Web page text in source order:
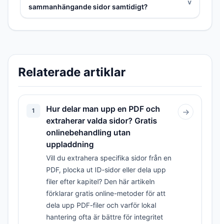
sammanhängande sidor samtidigt?
v
Relaterade artiklar
1
Hur delar man upp en PDF och
extraherar valda sidor? Gratis
onlinebehandling utan
uppladdning
Vill du extrahera specifika sidor från en
PDF, plocka ut ID-sidor eller dela upp
filer efter kapitel? Den här artikeln
förklarar gratis online-metoder för att
dela upp PDF-filer och varför lokal
hantering ofta är bättre för integritet
→